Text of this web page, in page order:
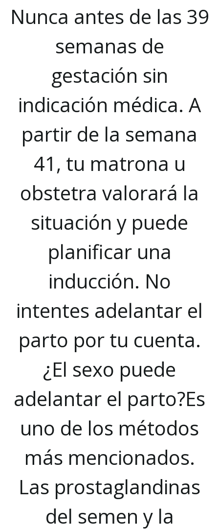
Nunca antes de las 39
semanas de
gestación sin
indicación médica. A
partir de la semana
41, tu matrona u
obstetra valorará la
situación y puede
planificar una
inducción. No
intentes adelantar el
parto por tu cuenta.
¿El sexo puede
adelantar el parto?Es
uno de los métodos
más mencionados.
Las prostaglandinas
del semen y la